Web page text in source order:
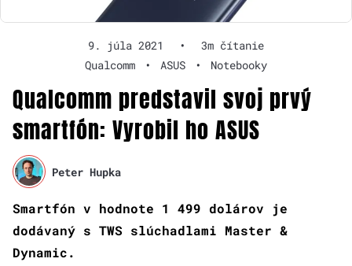
9. júla 2021 •
3m čítanie
Qualcomm
• ASUS • Notebooky
Qualcomm predstavil svoj prvý
smartfón: Vyrobil ho ASUS
Peter Hupka
Smartfón v hodnote 1 499 dolárov je
dodávaný s TWS slúchadlami Master &
Dynamic.